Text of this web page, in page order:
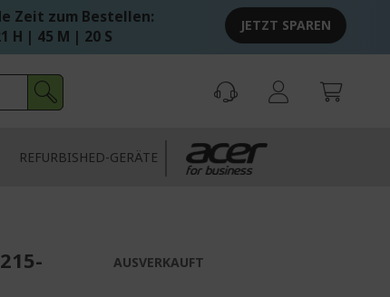
Zeit zum Bestellen:
H | 45 M | 20 S
JETZT SPAREN
REFURBISHED-GERÄTE
AUSVERKAUFT